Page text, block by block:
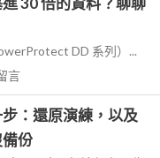
DD 系列）...
言
：還原演練，以及
份